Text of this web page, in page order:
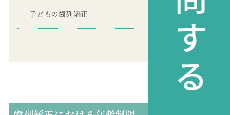
子どもの歯列矯正
すべて見る